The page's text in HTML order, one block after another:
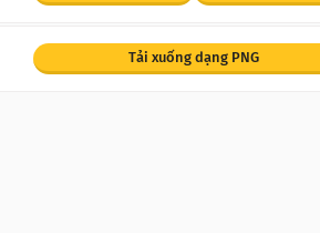
Tải xuống dạng PNG